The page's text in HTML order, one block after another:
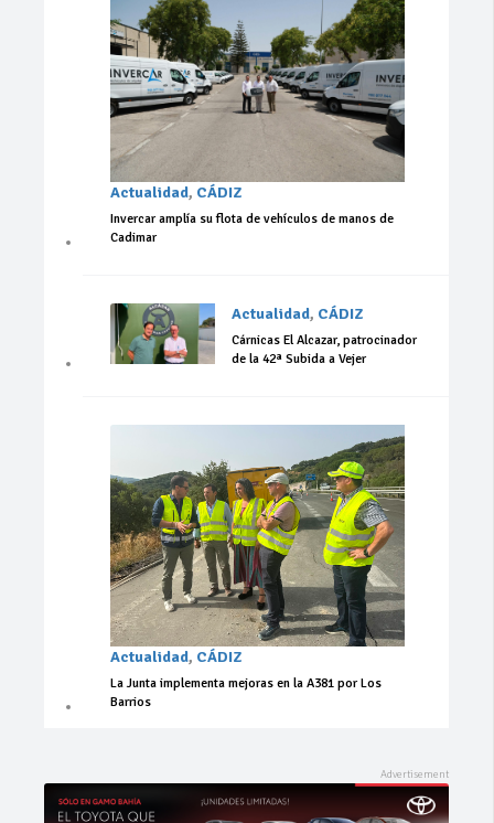
Actualidad, CÁDIZ
Invercar amplía su flota de vehículos de manos de
Cadimar
Actualidad, CÁDIZ
Cárnicas El Alcazar, patrocinador
de la 42ª Subida a Vejer
Actualidad, CÁDIZ
La Junta implementa mejoras en la A381 por Los
Barrios